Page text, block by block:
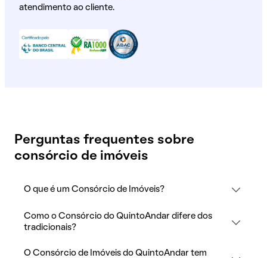
atendimento ao cliente.
Perguntas frequentes sobre
consórcio de imóveis
O que é um Consórcio de Imóveis?
Como o Consórcio do QuintoAndar difere dos
tradicionais?
O Consórcio de Imóveis do QuintoAndar tem